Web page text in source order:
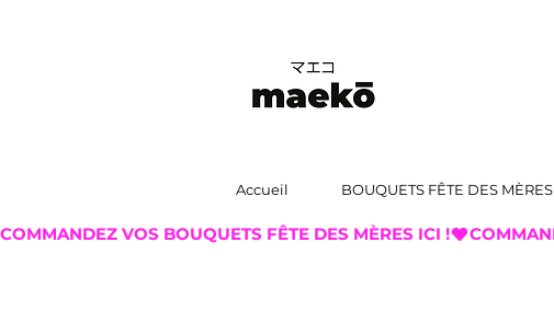
Accueil BOUQUETS FÊTE DES MÈRES
COMMANDEZ VOS BOUQUETS FÊTE DES MÈRES ICI !